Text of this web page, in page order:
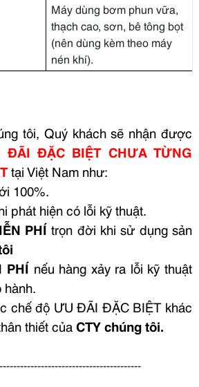
Máy dùng bơm phun vữa,
thạch cao, sơn, bê tông bọt
(nên dùng kèm theo máy
nén khí).
tôi, Quý khách sẽ nhận được
ĐÃI ĐẶC BIỆT CHƯA TỪNG
tại Việt Nam như:
100%.
phát hiện có lỗi kỹ thuật.
PHÍ trọn đời khi sử dụng sản
PHÍnếu hàng xảy ra lỗi kỹ thuật
hành.
độ ƯU ĐÃI ĐẶC BIỆT khác
thiết củaCTY chúng tôi.